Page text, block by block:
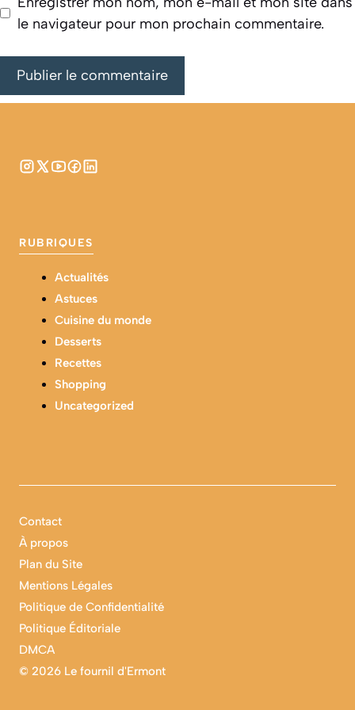
le navigateur pour mon prochain commentaire.
RUBRIQUES
Actualités
Astuces
Cuisine du monde
Desserts
Recettes
Shopping
Uncategorized
© 2026 Le fournil d'Ermont
Contact
À propos
Plan du Site
Mentions Légales
Politique de Confidentialité
Politique Éditoriale
DMCA